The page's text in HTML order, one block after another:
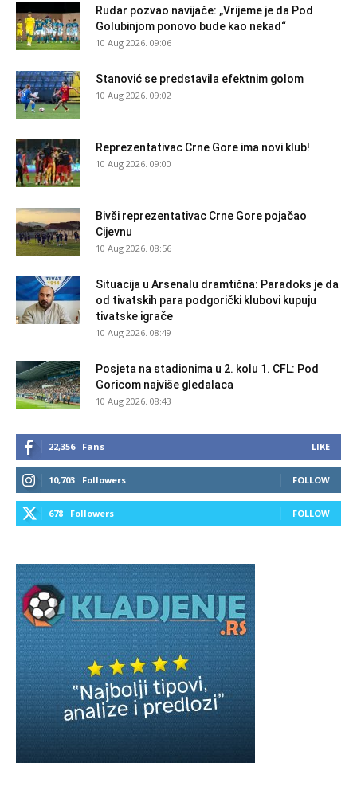
Rudar pozvao navijače: „Vrijeme je da Pod
Golubinjom ponovo bude kao nekad“
10 Aug 2026. 09:06
Stanović se predstavila efektnim golom
10 Aug 2026. 09:02
Reprezentativac Crne Gore ima novi klub!
10 Aug 2026. 09:00
Bivši reprezentativac Crne Gore pojačao
Cijevnu
10 Aug 2026. 08:56
Situacija u Arsenalu dramtična: Paradoks je da
od tivatskih para podgorički klubovi kupuju
tivatske igrače
10 Aug 2026. 08:49
Posjeta na stadionima u 2. kolu 1. CFL: Pod
Goricom najviše gledalaca
10 Aug 2026. 08:43
22,356 Fans LIKE
10,703 Followers FOLLOW
678 Followers FOLLOW